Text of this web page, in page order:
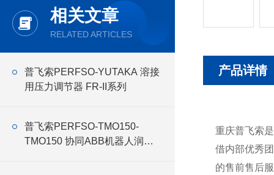
相关文章
RELATED ARTICLES
普飞索PERFSO-YUTAKA 溶接
用压力调节器 FR-II系列
普飞索PERFSO-TMO150-
TMO150 协同ABB机器人润滑
产品详情
重庆普飞索
借内部优秀
的售前售后